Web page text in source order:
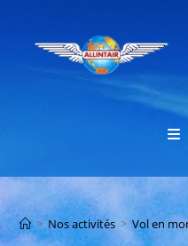
Vol en
> Nos activités > Vol en